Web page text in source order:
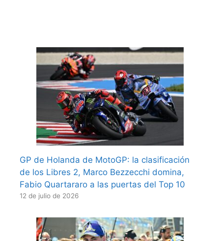
GP de Holanda de MotoGP: la clasificación
de los Libres 2, Marco Bezzecchi domina,
Fabio Quartararo a las puertas del Top 10
12 de julio de 2026